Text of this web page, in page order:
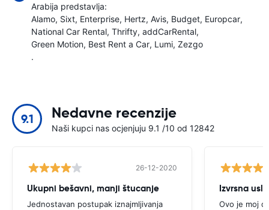
Arabija predstavlja:
Alamo Sixt Enterprise Hertz Avis Budget Europcar
National Car Rental Thrifty addCarRental
Green Motion Best Rent a Car Lumi Zezgo
.
9.1 Nedavne recenzije
Naši kupci nas ocjenjuju 9.1 /10 od 12842
26-12-2020
Ukupni bešavni, manji štucanje
Jednostavan postupak iznajmljivanja
Izvrsna
Ovo je moj